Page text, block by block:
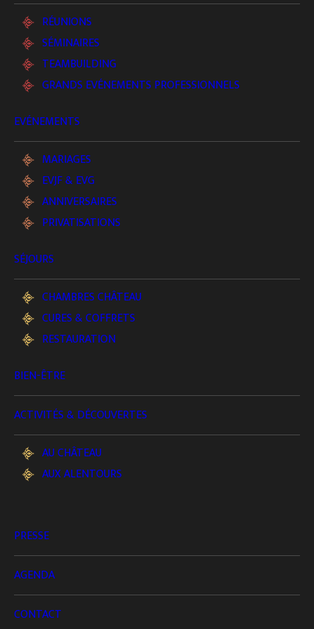
RÉUNIONS
SÉMINAIRES
TEAMBUILDING
GRANDS EVÉNEMENTS PROFESSIONNELS
EVÉNEMENTS
MARIAGES
EVJF & EVG
ANNIVERSAIRES
PRIVATISATIONS
SÉJOURS
CHAMBRES CHÂTEAU
CURES & COFFRETS
RESTAURATION
BIEN-ÊTRE
ACTIVITÉS & DÉCOUVERTES
AU CHÂTEAU
AUX ALENTOURS
PRESSE
AGENDA
CONTACT
au cœur de la nature et de l’histoire.